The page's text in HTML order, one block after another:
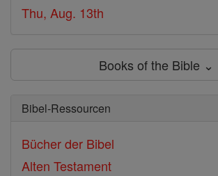
Thu, Aug. 13th
Books of the Bible ⌄
Bibel-Ressourcen
Bücher der Bibel
Alten Testament